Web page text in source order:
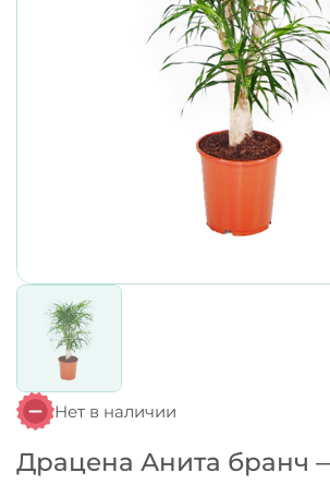
Нет в наличии
Драцена Анита бранч